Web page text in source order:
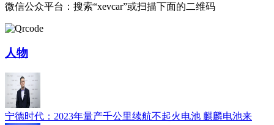
微信公众平台：搜索“xevcar”或扫描下面的二维码
人物
宁德时代：2023年量产千公里续航不起火电池 麒麟电池来